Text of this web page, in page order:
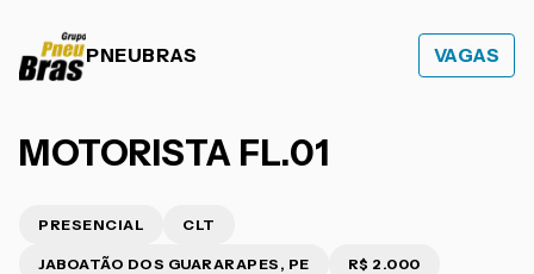
PNEUBRAS VAGAS
MOTORISTA FL.01
PRESENCIAL CLT
JABOATÃO DOS GUARARAPES, PE R$ 2.000